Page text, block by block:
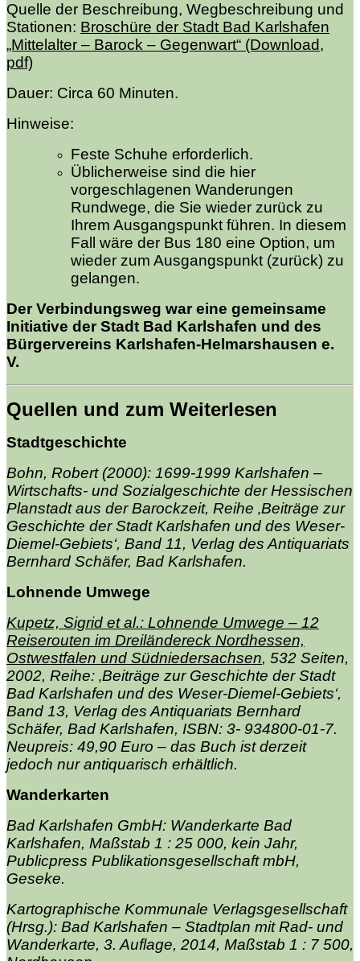
Quelle der Beschreibung, Wegbeschreibung und
Stationen: Broschüre der Stadt Bad Karlshafen
„Mittelalter – Barock – Gegenwart“ (Download,
pdf)
Dauer: Circa 60 Minuten.
Hinweise:
Feste Schuhe erforderlich.
Üblicherweise sind die hier
vorgeschlagenen Wanderungen
Rundwege, die Sie wieder zurück zu
Ihrem Ausgangspunkt führen. In diesem
Fall wäre der Bus 180 eine Option, um
wieder zum Ausgangspunkt (zurück) zu
gelangen.
Der Verbindungsweg war eine gemeinsame
Initiative der Stadt Bad Karlshafen und des
Bürgervereins Karlshafen-Helmarshausen e.
V.
Quellen und zum Weiterlesen
Stadtgeschichte
Bohn, Robert (2000): 1699-1999 Karlshafen –
Wirtschafts- und Sozialgeschichte der Hessischen
Planstadt aus der Barockzeit, Reihe ‚Beiträge zur
Geschichte der Stadt Karlshafen und des Weser-
Diemel-Gebiets‘, Band 11, Verlag des Antiquariats
Bernhard Schäfer, Bad Karlshafen.
Lohnende Umwege
Kupetz, Sigrid et al.: Lohnende Umwege – 12
Reiserouten im Dreiländereck Nordhessen,
Ostwestfalen und Südniedersachsen, 532 Seiten,
2002, Reihe: ‚Beiträge zur Geschichte der Stadt
Bad Karlshafen und des Weser-Diemel-Gebiets‘,
Band 13, Verlag des Antiquariats Bernhard
Schäfer, Bad Karlshafen, ISBN: 3- 934800-01-7.
Neupreis: 49,90 Euro – das Buch ist derzeit
jedoch nur antiquarisch erhältlich.
Wanderkarten
Bad Karlshafen GmbH: Wanderkarte Bad
Karlshafen, Maßstab 1 : 25 000, kein Jahr,
Publicpress Publikationsgesellschaft mbH,
Geseke.
Kartographische Kommunale Verlagsgesellschaft
(Hrsg.): Bad Karlshafen – Stadtplan mit Rad- und
Wanderkarte, 3. Auflage, 2014, Maßstab 1 : 7 500,